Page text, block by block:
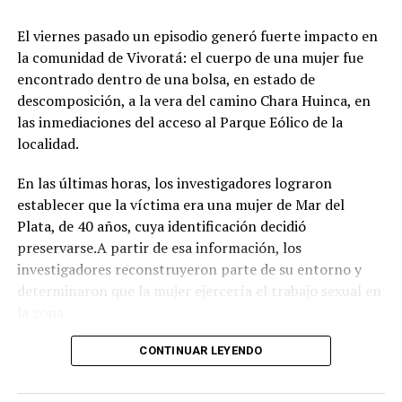
arboledas y dejarse tentar por una taza de chocolate
caliente mientras se disfruta de buena música es el plan
perfecto para escaparse de la rutina este fin de semana
largo.
INFORMACIÓN GENERAL DEL EVENTO
Evento: 30° Fiesta Nacional del Chocolate Artesanal
(ChocoGesell)
Fecha: Fin de semana largo del 17 de Agosto de 2026
Horario: De 11:00 a 21:00 hs.
Lugar: Pinar del Norte (Alameda 202 y Calle 303, Villa
Gesell)
visitantes
El viernes pasado un episodio generó fuerte impacto en
la comunidad de Vivoratá: el cuerpo de una mujer fue
encontrado dentro de una bolsa, en estado de
descomposición, a la vera del camino Chara Huinca, en
las inmediaciones del acceso al Parque Eólico de la
localidad.
En las últimas horas, los investigadores lograron
establecer que la víctima era una mujer de Mar del
Plata, de 40 años, cuya identificación decidió
preservarse.A partir de esa información, los
investigadores reconstruyeron parte de su entorno y
determinaron que la mujer ejercería el trabajo sexual en
Según el portal Mi8, pese a que la escena donde fue
compatibles con un homicidio, el fiscal Ramiro Anchou
CONTINUAR LEYENDO